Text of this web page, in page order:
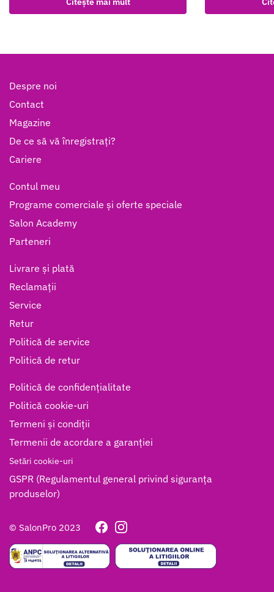
Despre noi
Contact
Magazine
De ce să vă înregistrați?
Cariere
Contul meu
Programe comerciale și oferte speciale
Salon Academy
Parteneri
Livrare și plată
Reclamații
Service
Retur
Politică de service
Politică de retur
Politică de confidențialitate
Politică cookie-uri
Termeni și condiții
Termenii de acordare a garanției
Setări cookie-uri
GSPR (Regulamentul general privind siguranța
produselor)
© SalonPro 2023